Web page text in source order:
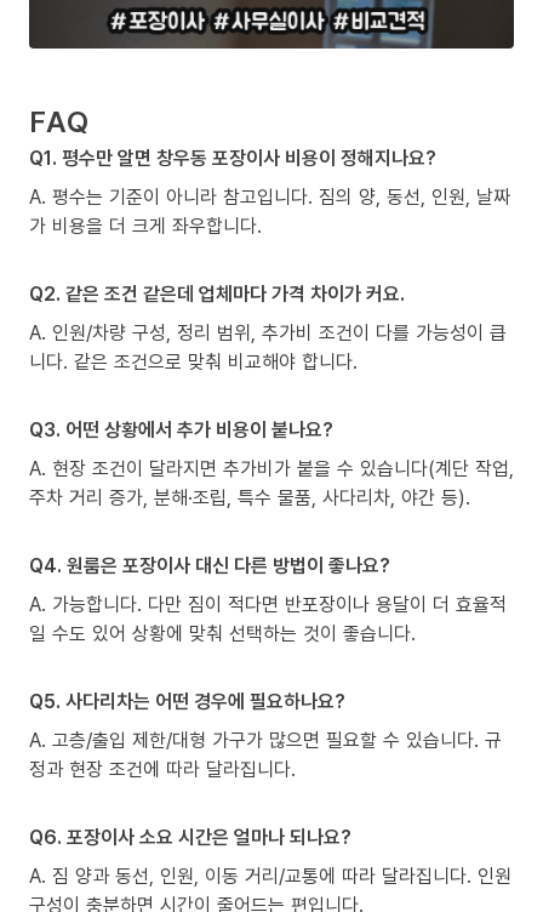
FAQ
Q1. 평수만 알면 창우동 포장이사 비용이 정해지나요?
A. 평수는 기준이 아니라 참고입니다. 짐의 양, 동선, 인원, 날짜
가 비용을 더 크게 좌우합니다.
Q2. 같은 조건 같은데 업체마다 가격 차이가 커요.
A. 인원/차량 구성, 정리 범위, 추가비 조건이 다를 가능성이 큽
니다. 같은 조건으로 맞춰 비교해야 합니다.
Q3. 어떤 상황에서 추가 비용이 붙나요?
A. 현장 조건이 달라지면 추가비가 붙을 수 있습니다(계단 작업,
주차 거리 증가, 분해·조립, 특수 물품, 사다리차, 야간 등).
Q4. 원룸은 포장이사 대신 다른 방법이 좋나요?
A. 가능합니다. 다만 짐이 적다면 반포장이나 용달이 더 효율적
일 수도 있어 상황에 맞춰 선택하는 것이 좋습니다.
Q5. 사다리차는 어떤 경우에 필요하나요?
A. 고층/출입 제한/대형 가구가 많으면 필요할 수 있습니다. 규
정과 현장 조건에 따라 달라집니다.
Q6. 포장이사 소요 시간은 얼마나 되나요?
A. 짐 양과 동선, 인원, 이동 거리/교통에 따라 달라집니다. 인원
구성이 충분하면 시간이 줄어드는 편입니다.